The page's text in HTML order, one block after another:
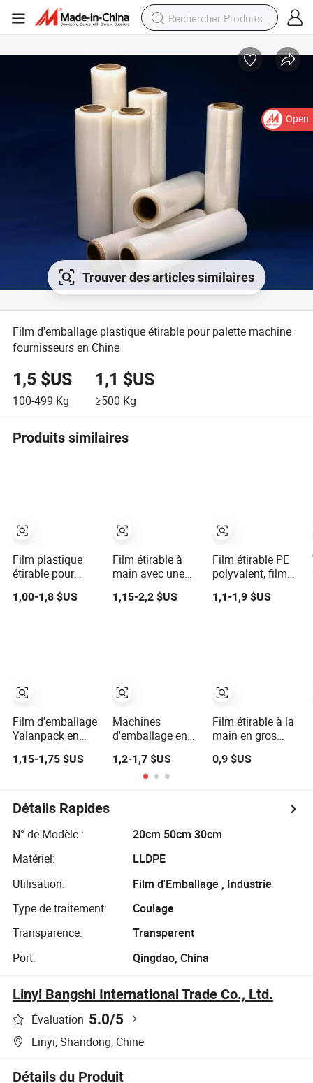
Open
Trouver des articles similaires
Film d'emballage plastique étirable pour palette machine
fournisseurs en Chine
1,5 $US
100-499 Kg
1,1 $US
≥500 Kg
Produits similaires
Film plastique
étirable pour
emballage de
palettes
1,00-1,8 $US
Film d'emballage
Yalanpack en
LLDPE rouleau de
transparent
1,15-1,75 $US
Film étirable à
main avec une
excellente
mémoire pour
1,15-2,2 $US
Machines
d'emballage en
transparent à prix
de gros, film
étirable à haute
1,2-1,7 $US
Film étirable PE
polyvalent, film
PVC, coton perlé,
options
d'emballage
1,1-1,9 $US
Film étirable à la
main en gros
de palettes de
0,9 $US
Détails Rapides
N° de Modèle.:
20cm 50cm 30cm
Matériel:
LLDPE
Utilisation:
Film d'Emballage , Industrie
Type de traitement:
Coulage
Transparence:
Transparent
Port:
Qingdao, China
Linyi Bangshi International Trade Co., Ltd.
Évaluation 5.0/5
Linyi, Shandong, Chine
Détails du Produit